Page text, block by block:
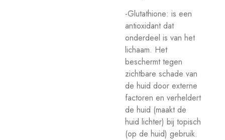
-Glutathione: is een
antioxidant dat
onderdeel is van het
lichaam. Het
beschermt tegen
zichtbare schade van
de huid door externe
factoren en verheldert
de huid (maakt de
huid lichter) bij topisch
(op de huid) gebruik.